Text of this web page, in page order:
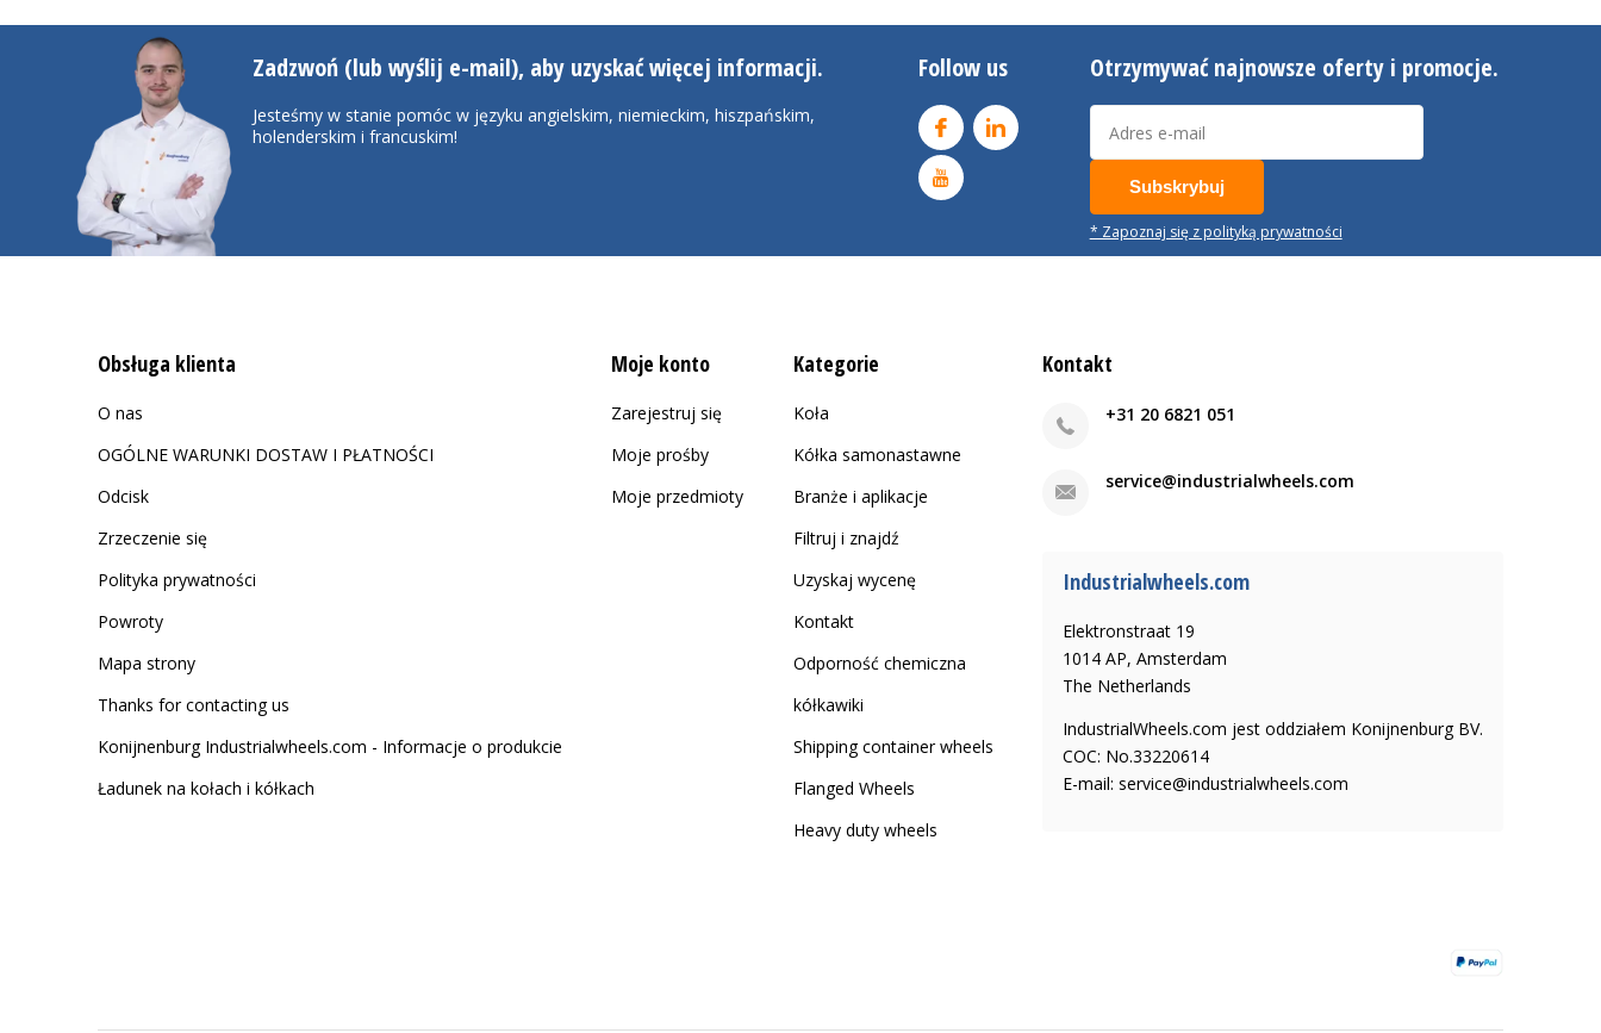
Zadzwoń (lub wyślij e-mail), aby uzyskać więcej informacji.
Jesteśmy w stanie pomóc w języku angielskim, niemieckim, hiszpańskim,
holenderskim i francuskim!
Follow us Otrzymywać najnowsze oferty i promocje.
Subskrybuj
* Zapoznaj się z polityką prywatności
Obsługa klienta
O nas
OGÓLNE WARUNKI DOSTAW I PŁATNOŚCI
Odcisk
Zrzeczenie się
Polityka prywatności
Powroty
Mapa strony
Thanks for contacting us
Konijnenburg Industrialwheels.com - Informacje o produkcie
Ładunek na kołach i kółkach
Moje konto
Zarejestruj się
Moje prośby
Moje przedmioty
Kategorie
Koła
Kółka samonastawne
Branże i aplikacje
Filtruj i znajdź
Uzyskaj wycenę
Kontakt
Odporność chemiczna
kółkawiki
Shipping container wheels
Flanged Wheels
Heavy duty wheels
Kontakt
+31 20 6821 051
service@industrialwheels.com
Industrialwheels.com
Elektronstraat 19
1014 AP, Amsterdam
The Netherlands
IndustrialWheels.com jest oddziałem Konijnenburg BV.
COC: No.33220614
E-mail: service@industrialwheels.com